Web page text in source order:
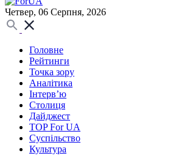
Четвер, 06 Серпня, 2026
Головне
Рейтинги
Точка зору
Аналітика
Інтерв’ю
Столиця
Дайджест
TOP For UA
Суспiльство
Культура